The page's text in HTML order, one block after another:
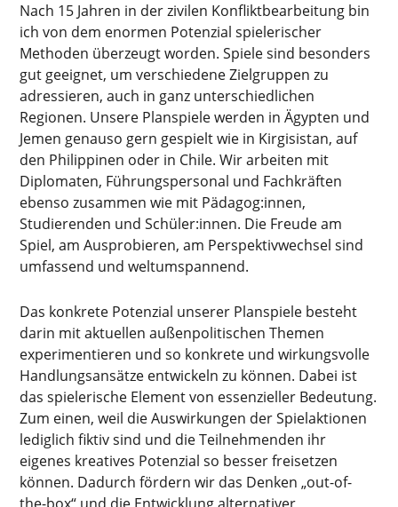
Nach 15 Jahren in der zivilen Konfliktbearbeitung bin
ich von dem enormen Potenzial spielerischer
Methoden überzeugt worden. Spiele sind besonders
gut geeignet, um verschiedene Zielgruppen zu
adressieren, auch in ganz unterschiedlichen
Regionen. Unsere Planspiele werden in Ägypten und
Jemen genauso gern gespielt wie in Kirgisistan, auf
den Philippinen oder in Chile. Wir arbeiten mit
Diplomaten, Führungspersonal und Fachkräften
ebenso zusammen wie mit Pädagog:innen,
Studierenden und Schüler:innen. Die Freude am
Spiel, am Ausprobieren, am Perspektivwechsel sind
umfassend und weltumspannend.
Das konkrete Potenzial unserer Planspiele besteht
darin mit aktuellen außenpolitischen Themen
experimentieren und so konkrete und wirkungsvolle
Handlungsansätze entwickeln zu können. Dabei ist
das spielerische Element von essenzieller Bedeutung.
Zum einen, weil die Auswirkungen der Spielaktionen
lediglich fiktiv sind und die Teilnehmenden ihr
eigenes kreatives Potenzial so besser freisetzen
können. Dadurch fördern wir das Denken „out-of-